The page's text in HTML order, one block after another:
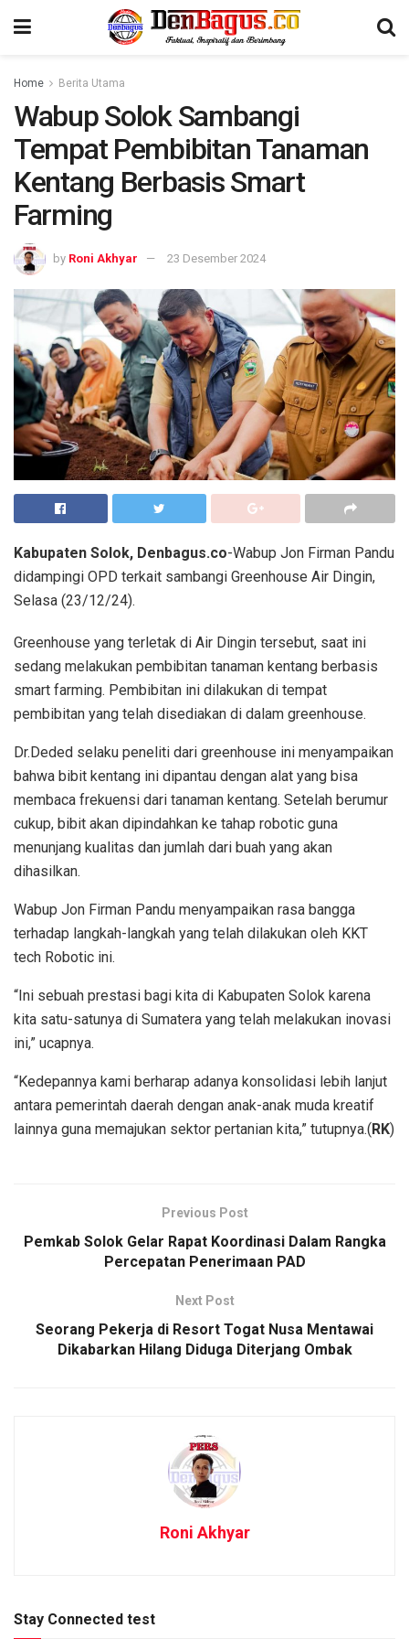
Home Berita Utama
Wabup Solok Sambangi
Tempat Pembibitan Tanaman
Kentang Berbasis Smart
Farming
by Roni Akhyar 23 Desember 2024
Kabupaten Solok, Denbagus.co-Wabup Jon Firman Pandu
didampingi OPD terkait sambangi Greenhouse Air Dingin,
Selasa (23/12/24).
Greenhouse yang terletak di Air Dingin tersebut, saat ini
sedang melakukan pembibitan tanaman kentang berbasis
smart farming. Pembibitan ini dilakukan di tempat
pembibitan yang telah disediakan di dalam greenhouse.
Dr.Deded selaku peneliti dari greenhouse ini menyampaikan
bahwa bibit kentang ini dipantau dengan alat yang bisa
membaca frekuensi dari tanaman kentang. Setelah berumur
cukup, bibit akan dipindahkan ke tahap robotic guna
menunjang kualitas dan jumlah dari buah yang akan
dihasilkan.
Wabup Jon Firman Pandu menyampaikan rasa bangga
terhadap langkah-langkah yang telah dilakukan oleh KKT
tech Robotic ini.
“Ini sebuah prestasi bagi kita di Kabupaten Solok karena
kita satu-satunya di Sumatera yang telah melakukan inovasi
ini,” ucapnya.
“Kedepannya kami berharap adanya konsolidasi lebih lanjut
antara pemerintah daerah dengan anak-anak muda kreatif
lainnya guna memajukan sektor pertanian kita,” tutupnya.(RK)
Previous Post
Pemkab Solok Gelar Rapat Koordinasi Dalam Rangka
Percepatan Penerimaan PAD
Next Post
Seorang Pekerja di Resort Togat Nusa Mentawai
Dikabarkan Hilang Diduga Diterjang Ombak
Roni Akhyar
Stay Connected test